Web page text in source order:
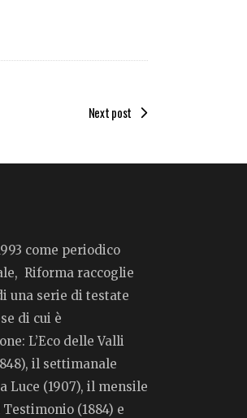
Next post
come periodico
Riforma raccoglie
una serie di testate
di cui è
L’Eco delle Valli
il settimanale
Luce (1907), il mensile
(1884) e